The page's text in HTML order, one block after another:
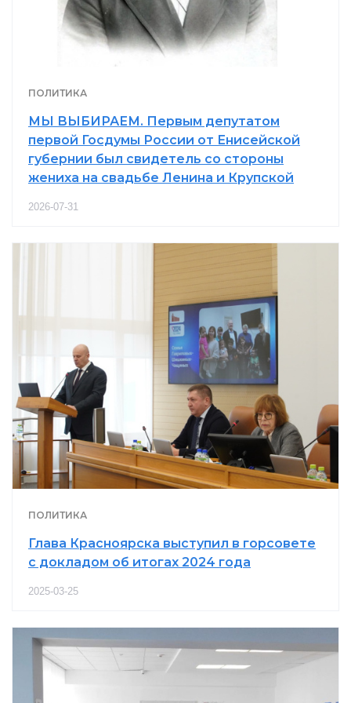
ПОЛИТИКА
МЫ ВЫБИРАЕМ. Первым депутатом
первой Госдумы России от Енисейской
губернии был свидетель со стороны
жениха на свадьбе Ленина и Крупской
2026-07-31
ПОЛИТИКА
Глава Красноярска выступил в горсовете
с докладом об итогах 2024 года
2025-03-25